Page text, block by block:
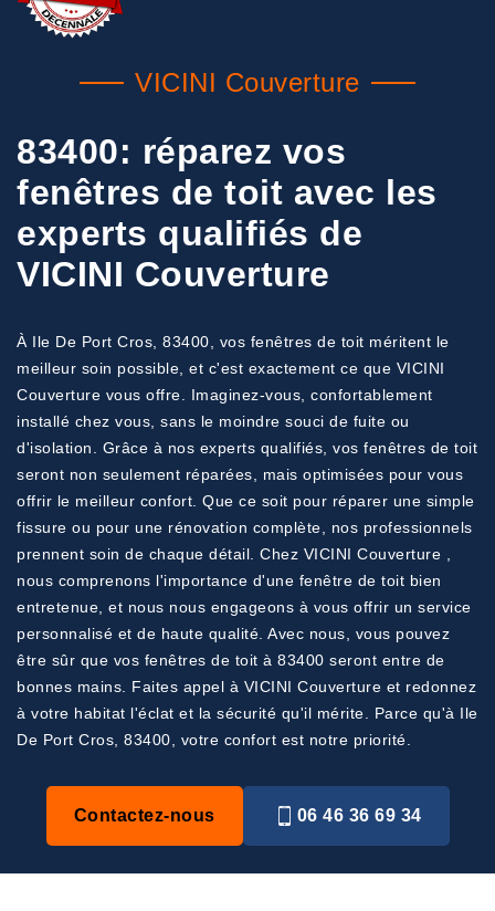
VICINI Couverture
83400: réparez vos
fenêtres de toit avec les
experts qualifiés de
VICINI Couverture
À Ile De Port Cros, 83400, vos fenêtres de toit méritent le
meilleur soin possible, et c'est exactement ce que VICINI
Couverture vous offre. Imaginez-vous, confortablement
installé chez vous, sans le moindre souci de fuite ou
d'isolation. Grâce à nos experts qualifiés, vos fenêtres de toit
seront non seulement réparées, mais optimisées pour vous
offrir le meilleur confort. Que ce soit pour réparer une simple
fissure ou pour une rénovation complète, nos professionnels
prennent soin de chaque détail. Chez VICINI Couverture ,
nous comprenons l'importance d'une fenêtre de toit bien
entretenue, et nous nous engageons à vous offrir un service
personnalisé et de haute qualité. Avec nous, vous pouvez
être sûr que vos fenêtres de toit à 83400 seront entre de
bonnes mains. Faites appel à VICINI Couverture et redonnez
à votre habitat l'éclat et la sécurité qu'il mérite. Parce qu'à Ile
De Port Cros, 83400, votre confort est notre priorité.
Contactez-nous 06 46 36 69 34